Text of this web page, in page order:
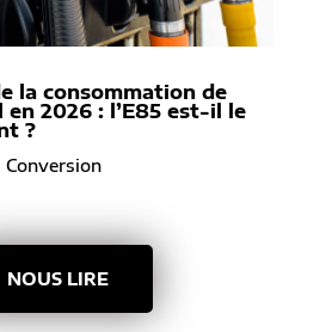
la consommation de
2026 : l’E85 est-il le
?
Conversion
NOUS LIRE